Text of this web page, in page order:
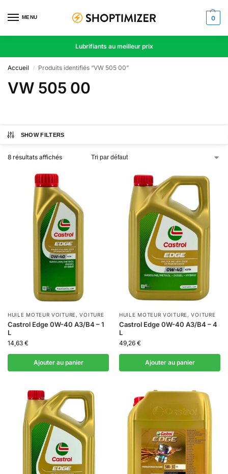
MENU 0
Lubrifiants au meilleur prix
Accueil / Produits identifiés “VW 505 00”
VW 505 00
SHOW FILTERS
8 résultats affichés
HUILE MOTEUR VOITURE,VOITURE
Castrol Edge 0W-40 A3/B4 – 1
L
14,63 €
Ajouter au panier
HUILE MOTEUR VOITURE,VOITURE
Castrol Edge 0W-40 A3/B4 – 4
L
49,26 €
Ajouter au panier